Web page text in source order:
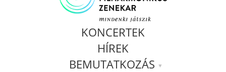
KONCERTEK
HÍREK
BEMUTATKOZÁS